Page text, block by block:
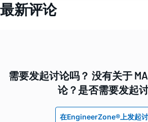
最新评论
需要发起讨论吗？ 没有关于
论？是否需要发起
在EngineerZone®上发起